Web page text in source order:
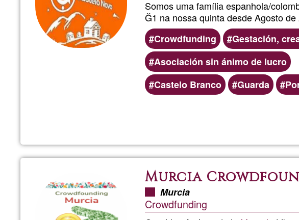
Somos uma família espanhola/
Ğ1 na nossa quinta desde Agosto de
Crowdfunding
Gestación,
Asociación sin ánimo de lucro
Castelo Branco
Guarda
Murcia
Murcia
Crowdfunding